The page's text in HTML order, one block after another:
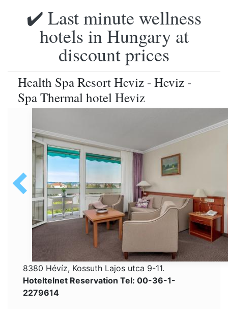
✔️ Last minute wellness
hotels in Hungary at
discount prices
Health Spa Resort Heviz - Heviz -
Spa Thermal hotel Heviz
8380 Hévíz, Kossuth Lajos utca 9-11.
Hoteltelnet Reservation Tel: 00-36-1-
2279614